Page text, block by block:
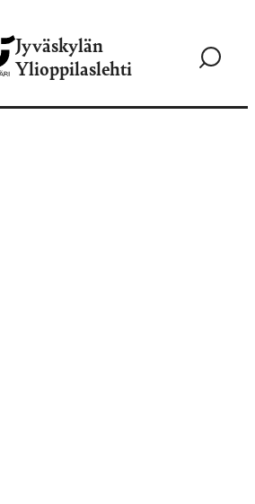
Jyväskylän
Ylioppilaslehti
Siirry